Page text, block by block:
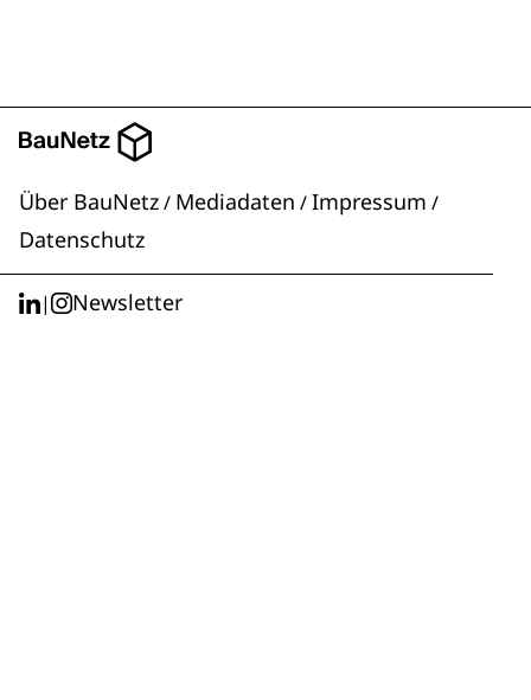
Über BauNetz/ Mediadaten /Impressum /
Datenschutz
| Newsletter